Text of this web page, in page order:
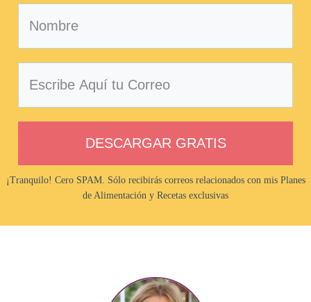
DESCARGAR GRATIS
¡Tranquilo! Cero SPAM. Sólo recibirás correos relacionados con mis Planes
de Alimentación y Recetas exclusivas